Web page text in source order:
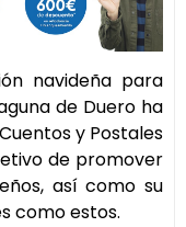
navideña para
de Duero ha
y Postales
de promover
así como su
como estos.